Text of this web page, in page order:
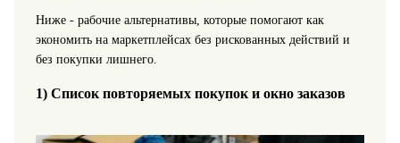
Ниже - рабочие альтернативы, которые помогают как
экономить на маркетплейсах без рискованных действий и
без покупки лишнего.
1) Список повторяемых покупок и окно заказов